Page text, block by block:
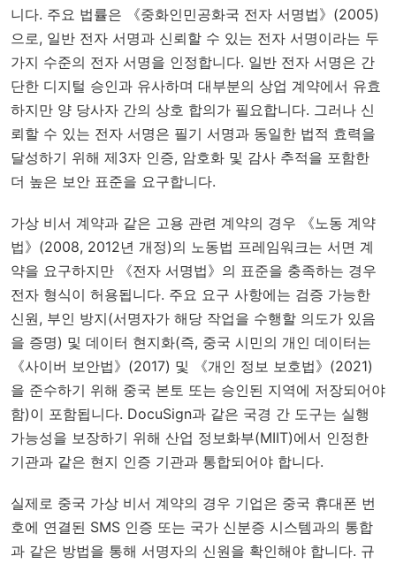
니다. 주요 법률은 《중화인민공화국 전자 서명법》(2005)
으로, 일반 전자 서명과 신뢰할 수 있는 전자 서명이라는 두
가지 수준의 전자 서명을 인정합니다. 일반 전자 서명은 간
단한 디지털 승인과 유사하며 대부분의 상업 계약에서 유효
하지만 양 당사자 간의 상호 합의가 필요합니다. 그러나 신
뢰할 수 있는 전자 서명은 필기 서명과 동일한 법적 효력을
달성하기 위해 제3자 인증, 암호화 및 감사 추적을 포함한
더 높은 보안 표준을 요구합니다.
가상 비서 계약과 같은 고용 관련 계약의 경우 《노동 계약
법》(2008, 2012년 개정)의 노동법 프레임워크는 서면 계
약을 요구하지만 《전자 서명법》의 표준을 충족하는 경우
전자 형식이 허용됩니다. 주요 요구 사항에는 검증 가능한
신원, 부인 방지(서명자가 해당 작업을 수행할 의도가 있음
을 증명) 및 데이터 현지화(즉, 중국 시민의 개인 데이터는
《사이버 보안법》(2017) 및 《개인 정보 보호법》(2021)
을 준수하기 위해 중국 본토 또는 승인된 지역에 저장되어야
함)이 포함됩니다. DocuSign과 같은 국경 간 도구는 실행
가능성을 보장하기 위해 산업 정보화부(MIIT)에서 인정한
기관과 같은 현지 인증 기관과 통합되어야 합니다.
실제로 중국 가상 비서 계약의 경우 기업은 중국 휴대폰 번
호에 연결된 SMS 인증 또는 국가 신분증 시스템과의 통합
과 같은 방법을 통해 서명자의 신원을 확인해야 합니다. 규